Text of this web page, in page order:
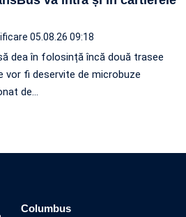
05.08.26 09:18
dea în folosință încă două trasee
vor fi deservite de microbuze
de…
Columbus